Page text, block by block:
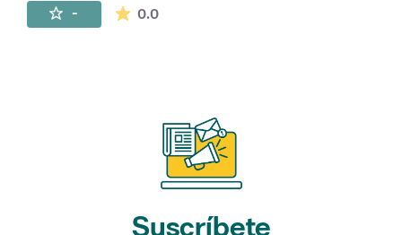
- 0.0La valoración media es de 0 estrellas de
Suscríbete